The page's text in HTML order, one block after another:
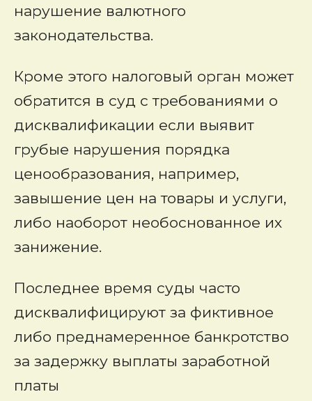
нарушение валютного
законодательства.
Кроме этого налоговый орган может
обратится в суд с требованиями о
дисквалификации если выявит
грубые нарушения порядка
ценообразования, например,
завышение цен на товары и услуги,
либо наоборот необоснованное их
занижение.
Последнее время суды часто
дисквалифицируют за фиктивное
либо преднамеренное банкротство
за задержку выплаты заработной
платы